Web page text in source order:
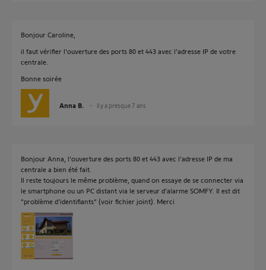
Bonjour Caroline,
il faut vérifier l'ouverture des ports 80 et 443 avec l'adresse IP de votre
centrale.
Bonne soirée
Anna B. il y a presque 7 ans
Bonjour Anna, l'ouverture des ports 80 et 443 avec l'adresse IP de ma
centrale a bien été fait.
Il reste toujours le même problème, quand on essaye de se connecter via
le smartphone ou un PC distant via le serveur d'alarme SOMFY. Il est dit
"problème d'identifiants" (voir fichier joint). Merci